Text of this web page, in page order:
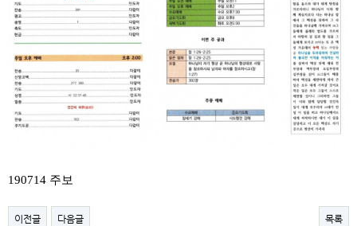
190714 주보
이전글 다음글 목록